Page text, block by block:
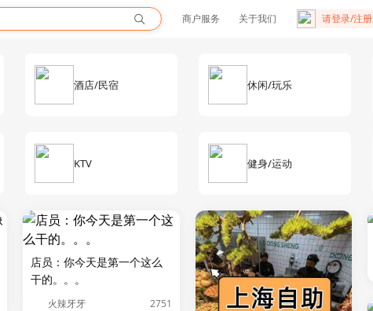
商户服务 关于我们 请登录/注册
酒店/民宿 休闲/玩乐
KTV 健身/运动
店员：你今天是第一个这么
干的。。。
火辣牙牙 2751